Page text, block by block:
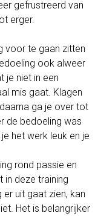
gefrustreerd van
erger.
voor te gaan zitten
ook alweer
je niet in een
mis gaat. Klagen
ga je over tot
de bedoeling was
het werk leuk en je
rond passie en
in deze training
uit gaat zien, kan
Het is belangrijker